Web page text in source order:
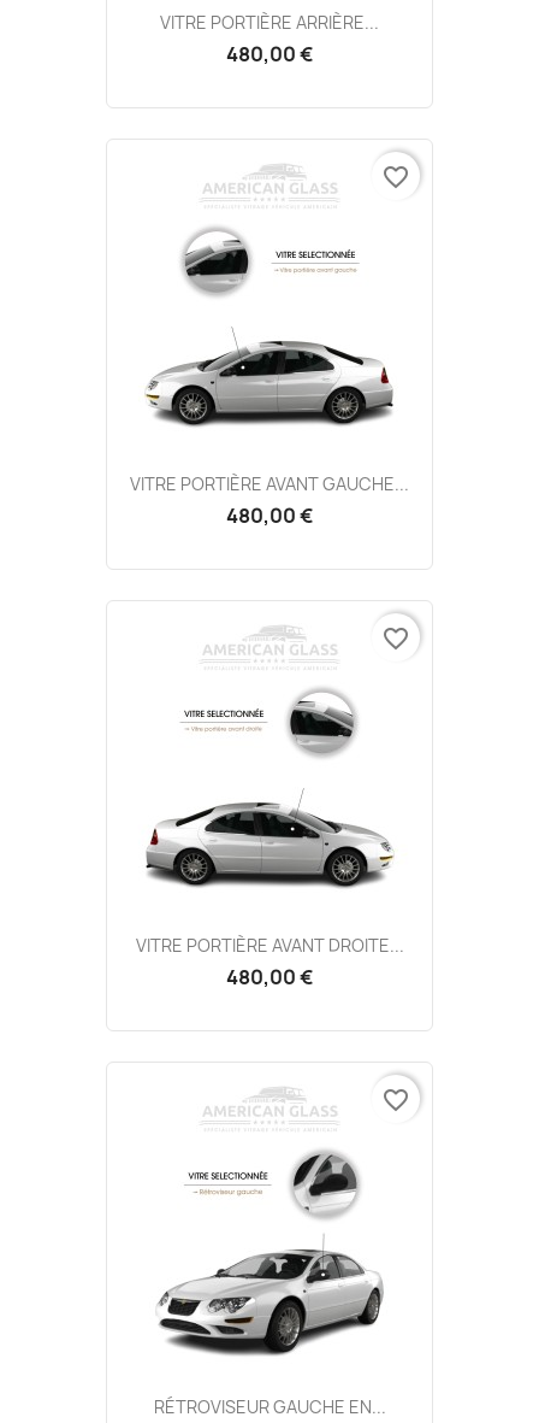
VITRE PORTIÈRE ARRIÈRE...
480,00 €
VITRE PORTIÈRE AVANT GAUCHE...
480,00 €
favorite_border
VITRE PORTIÈRE AVANT DROITE...
480,00 €
favorite_border
RÉTROVISEUR GAUCHE EN...
favorite_border